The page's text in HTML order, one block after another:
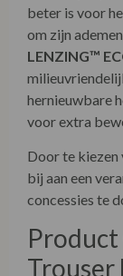
hernieuwbare
voor extra
Door te
bij aan een
concessies te
Product
Trouser
Om de
Trouser te